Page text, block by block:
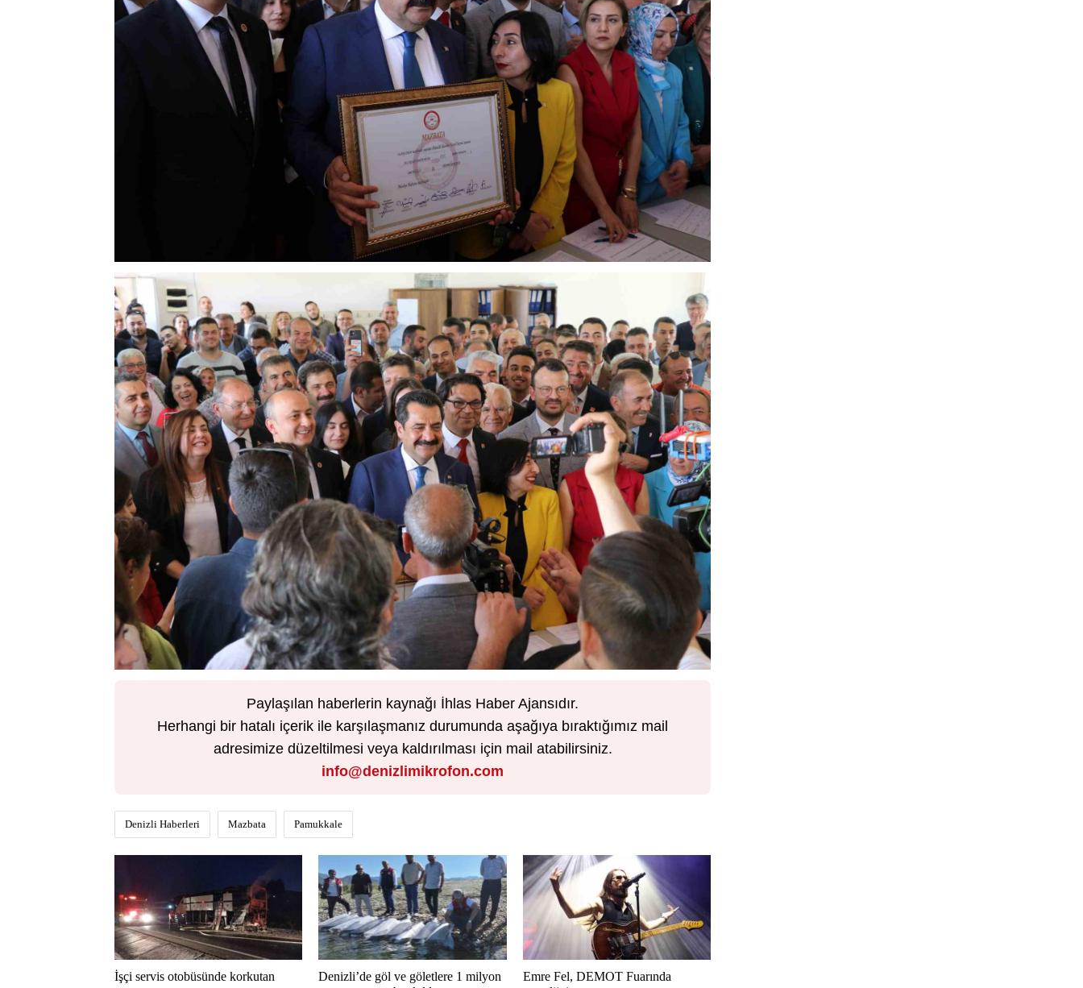
Paylaşılan haberlerin kaynağı İhlas Haber Ajansıdır.
Herhangi bir hatalı içerik ile karşılaşmanız durumunda aşağıya bıraktığımız mail
adresimize düzeltilmesi veya kaldırılması için mail atabilirsiniz.
info@denizlimikrofon.com
Denizli Haberleri Mazbata Pamukkale
İşçi servis otobüsünde korkutan
Denizli’de göl ve göletlere 1 milyon
Emre Fel, DEMOT Fuarında